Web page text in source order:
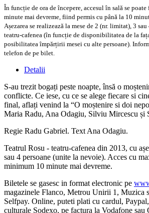
În funcție de ora de începere, accesul în sală se poate
minute mai devreme, fiind permis cu până la 10
Așezarea se realizează la mese de 2 (nr. limitat), 3
teatru-cafenea (în funcție de disponibilitatea de la
posibilitatea împărțirii mesei cu alte persoane).
telefon de pe bilet.
Detalii
S-au trezit bogați peste noapte, însă o
conflicte. Ce iese, cu ce se alege fiecare si
final, aflați venind la “O moștenire si doi
Maria Radu, Ana Odagiu, Silviu Mircescu și
Regie Radu Gabriel. Text Ana Odagiu.
Teatrul Rosu - teatru-cafenea din 2013, cu
sau 4 persoane (unite la nevoie). Acces cu
minimum 10 minute mai devreme.
Biletele se gasesc in format electronic pe
magazinele Flanco, Metrou Unirii 1, Muzica
Selfpay. Online, puteti plati cu cardul,
culturale Sodexo, pe factura la Vodafone sau